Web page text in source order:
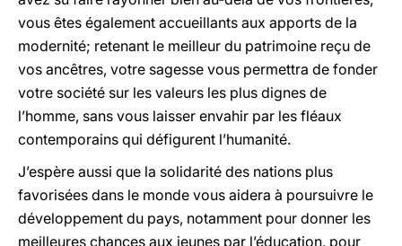
vous êtes également accueillants aux apports de la
modernité; retenant le meilleur du patrimoine reçu de
vos ancêtres, votre sagesse vous permettra de fonder
votre société sur les valeurs les plus dignes de
l’homme, sans vous laisser envahir par les fléaux
contemporains qui défigurent l’humanité.
J’espère aussi que la solidarité des nations plus
favorisées dans le monde vous aidera à poursuivre le
développement du pays, notamment pour donner les
meilleures chances aux jeunes par l’éducation, pour